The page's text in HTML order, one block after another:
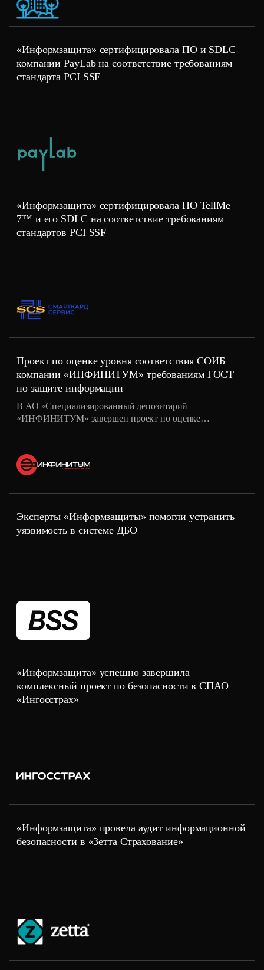
«Информзащита» сертифицировала ПО и SDLC
компании PayLab на соответствие требованиям
стандарта PCI SSF
«Информзащита» сертифицировала ПО TellMe
7™ и его SDLC на соответствие требованиям
стандартов PCI SSF
Проект по оценке уровня соответствия СОИБ
компании «ИНФИНИТУМ» требованиям ГОСТ
по защите информации
В АО «Специализированный депозитарий
«ИНФИНИТУМ» завершен проект по оценке
ГОСТ Р 57580.1-2017.
Эксперты «Информзащиты» помогли устранить
уязвимость в системе ДБО
«Информзащита» успешно завершила
комплексный проект по безопасности в СПАО
«Ингосстрах»
«Информзащита» провела аудит информационной
безопасности в «Зетта Страхование»